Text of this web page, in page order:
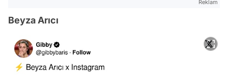
Reklam
Beyza Arıcı